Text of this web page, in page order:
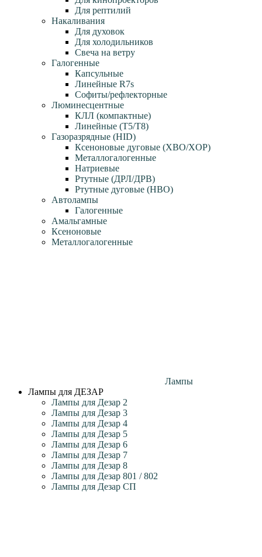
Для рептилий
Накаливания
Для духовок
Для холодильников
Свеча на ветру
Галогенные
Капсульные
Линейные R7s
Софиты/рефлекторные
Люминесцентные
КЛЛ (компактные)
Линейные (T5/T8)
Газоразрядные (HID)
Ксеноновые дуговые (XBO/XOP)
Металлогалогенные
Натриевые
Ртутные (ДРЛ/ДРВ)
Ртутные дуговые (HBO)
Автолампы
Галогенные
Амальгамные
Ксеноновые
Металлогалогенные
Лампы
Лампы для ДЕЗАР
Лампы для Дезар 2
Лампы для Дезар 3
Лампы для Дезар 4
Лампы для Дезар 5
Лампы для Дезар 6
Лампы для Дезар 7
Лампы для Дезар 8
Лампы для Дезар 801 / 802
Лампы для Дезар СП